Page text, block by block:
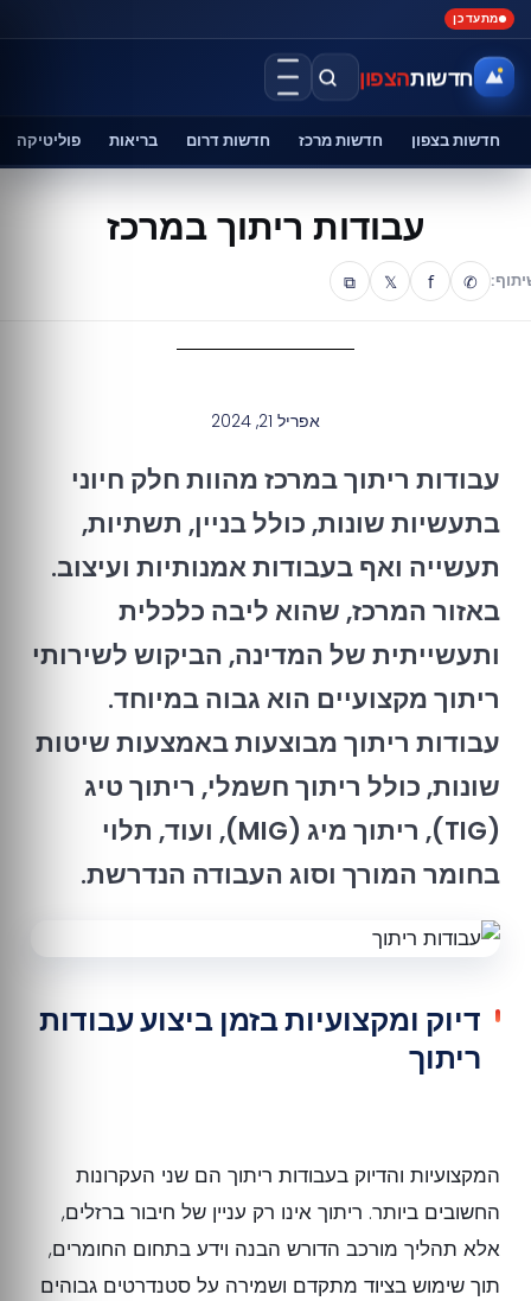
מתעדכן
חדשותהצפון
חדשות בצפון חדשות מרכז חדשות דרום בריאות פוליטיקה
עבודות ריתוך במרכז
✆
f
𝕏
⧉
אפריל 21, 2024
עבודות ריתוך במרכז מהוות חלק חיוני
בתעשיות שונות, כולל בניין, תשתיות,
תעשייה ואף בעבודות אמנותיות ועיצוב.
באזור המרכז, שהוא ליבה כלכלית
ותעשייתית של המדינה, הביקוש לשירותי
ריתוך מקצועיים הוא גבוה במיוחד.
עבודות ריתוך מבוצעות באמצעות שיטות
שונות, כולל ריתוך חשמלי, ריתוך טיג
(TIG), ריתוך מיג (MIG), ועוד, תלוי
בחומר המורך וסוג העבודה הנדרשת.
דיוק ומקצועיות בזמן ביצוע עבודות
ריתוך
המקצועיות והדיוק בעבודות ריתוך הם שני העקרונות
החשובים ביותר. ריתוך אינו רק עניין של חיבור ברזלים,
אלא תהליך מורכב הדורש הבנה וידע בתחום החומרים,
תוך שימוש בציוד מתקדם ושמירה על סטנדרטים גבוהים